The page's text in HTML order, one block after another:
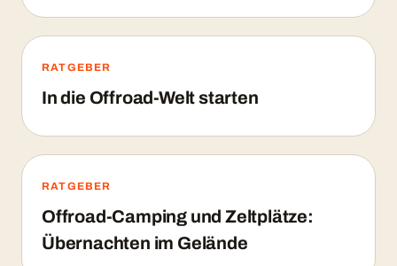
RATGEBER
In die Offroad-Welt starten
RATGEBER
Offroad-Camping und Zeltplätze:
Übernachten im Gelände